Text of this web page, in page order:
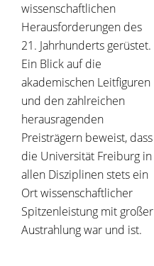
wissenschaftlichen
Herausforderungen des
21. Jahrhunderts gerüstet.
Ein Blick auf die
akademischen Leitfiguren
und den zahlreichen
herausragenden
Preisträgern beweist, dass
die Universität Freiburg in
allen Disziplinen stets ein
Ort wissenschaftlicher
Spitzenleistung mit großer
Austrahlung war und ist.